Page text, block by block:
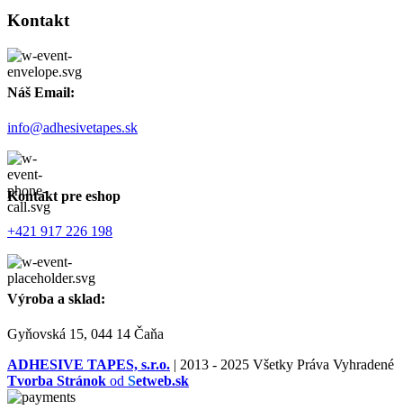
Kontakt
Náš Email:
info@adhesivetapes.sk
Kontakt pre eshop
+421 917 226 198
Výroba a sklad:
Gyňovská 15, 044 14 Čaňa
ADHESIVE TAPES, s.r.o. | 2013 - 2025 Všetky Práva Vyhradené
Tvorba Stránok od Setweb.sk